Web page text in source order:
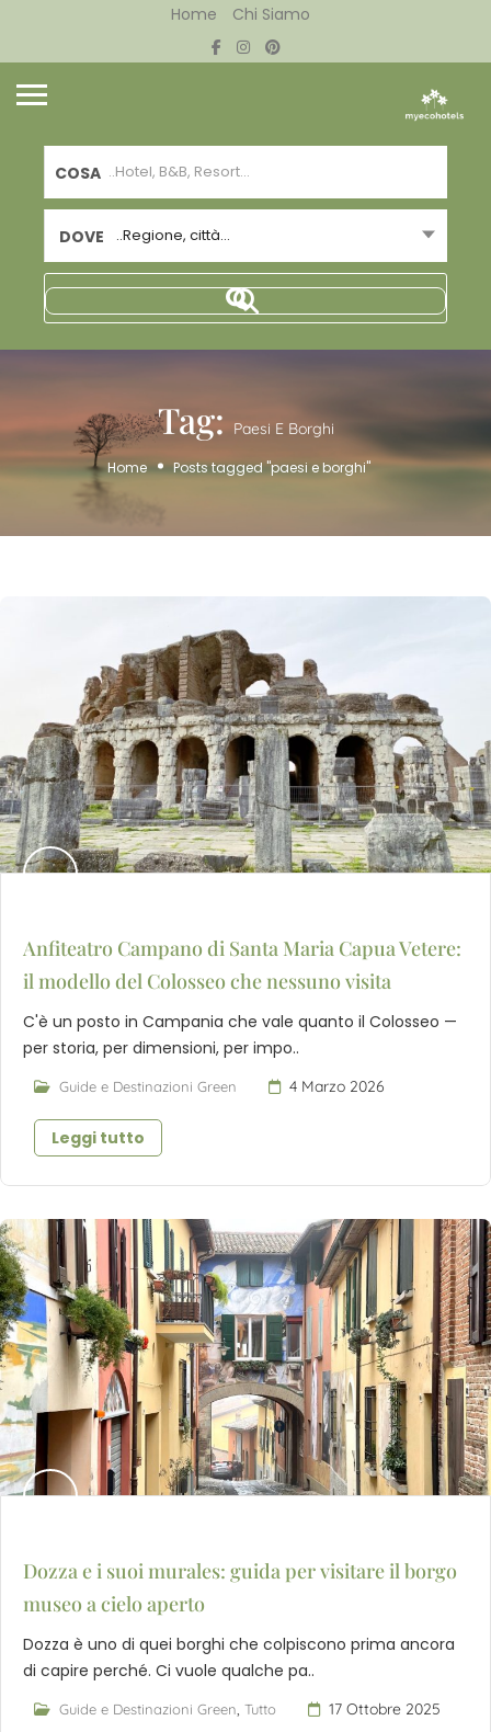
Home Chi Siamo
COSA
DOVE ..Regione, città...
Tag: Paesi E Borghi
Home Posts tagged "paesi e borghi"
Anfiteatro Campano di Santa Maria Capua Vetere:
il modello del Colosseo che nessuno visita
C'è un posto in Campania che vale quanto il Colosseo —
per storia, per dimensioni, per impo..
Guide e Destinazioni Green 4 Marzo 2026
Leggi tutto
Dozza e i suoi murales: guida per visitare il borgo
museo a cielo aperto
Dozza è uno di quei borghi che colpiscono prima ancora
di capire perché. Ci vuole qualche pa..
Guide e Destinazioni Green, Tutto 17 Ottobre 2025